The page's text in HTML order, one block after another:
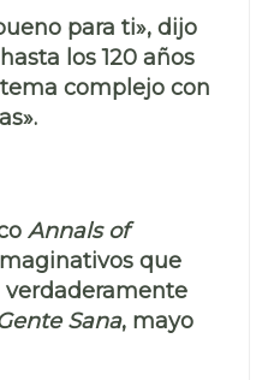
para ti», dijo
los 120 años
complejo con
Annals of
que
verdaderamente
Sana, mayo